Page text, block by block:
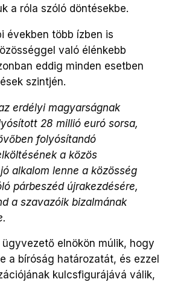
a róla szóló döntésekbe.
években több ízben is
való élénkebb
eddig minden esetben
szintjén.
erdélyi magyarságnak
28 millió euró sorsa,
folyósítandó
a közös
alkalom lenne a közösség
párbeszéd újrakezdésére,
a szavazóik bizalmának
elnökön múlik, hogy
a bíróság határozatát, és ezzel
kulcsfigurájává válik,